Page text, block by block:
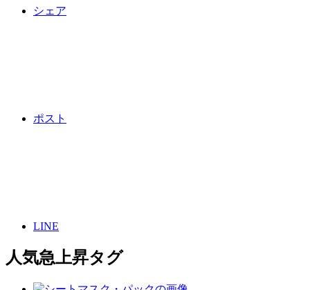
シェア
ポスト
LINE
人気急上昇タグ